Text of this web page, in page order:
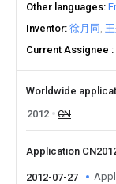
Other languages
Inventor 徐月同
Current Assignee
Worldwide
2012
CN
Application
2012-07-27